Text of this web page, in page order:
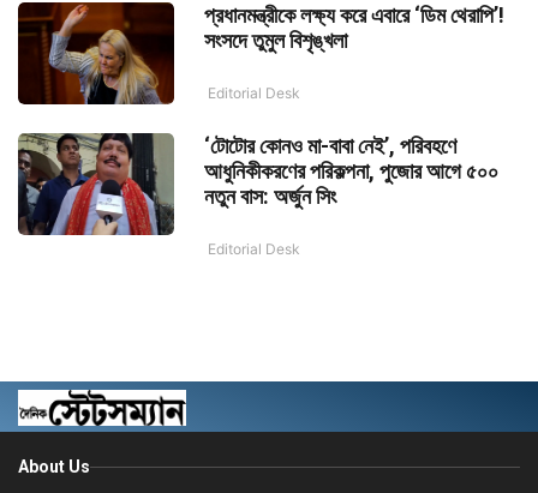
প্রধানমন্ত্রীকে লক্ষ্য করে এবারে ‘ডিম থেরাপি’!
সংসদে তুমুল বিশৃঙ্খলা
Editorial Desk
‘টোটোর কোনও মা-বাবা নেই’, পরিবহণে
আধুনিকীকরণের পরিকল্পনা, পুজোর আগে ৫০০
নতুন বাস: অর্জুন সিং
Editorial Desk
About Us